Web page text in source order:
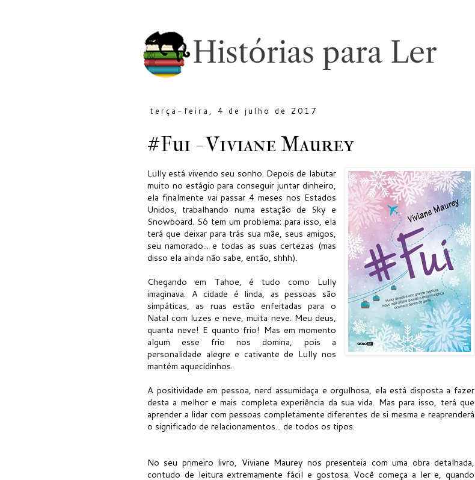
terça-feira, 4 de julho de 2017
#Fui - Viviane Maurey
Lully está vivendo seu sonho. Depois de labutar
muito no estágio para conseguir juntar dinheiro,
ela finalmente vai passar 4 meses nos Estados
Unidos, trabalhando numa estação de Sky e
Snowboard. Só tem um problema: para isso, ela
terá que deixar para trás sua mãe, seus amigos,
seu namorado... e todas as suas certezas (mas
disso ela ainda não sabe, então, shhh).
Chegando em Tahoe, é tudo como Lully
imaginava. A cidade é linda, as pessoas são
simpáticas, as ruas estão enfeitadas para o
Natal com luzes e neve, muita neve. Meu deus,
quanta neve! E quanto frio! Mas em momento
algum esse frio nos domina, pois a
personalidade alegre e cativante de Lully nos
mantém aquecidinhos.
A positividade em pessoa, nerd assumidaça e orgulhosa, ela está disposta a fazer
desta a melhor e mais completa experiência da sua vida. Mas para isso, terá que
aprender a lidar com pessoas completamente diferentes de si mesma e reaprenderá
o significado de relacionamentos... de todos os tipos.
No seu primeiro livro, Viviane Maurey nos presenteia com uma obra detalhada,
contudo de leitura extremamente fácil e gostosa. Você começa a ler e, quando